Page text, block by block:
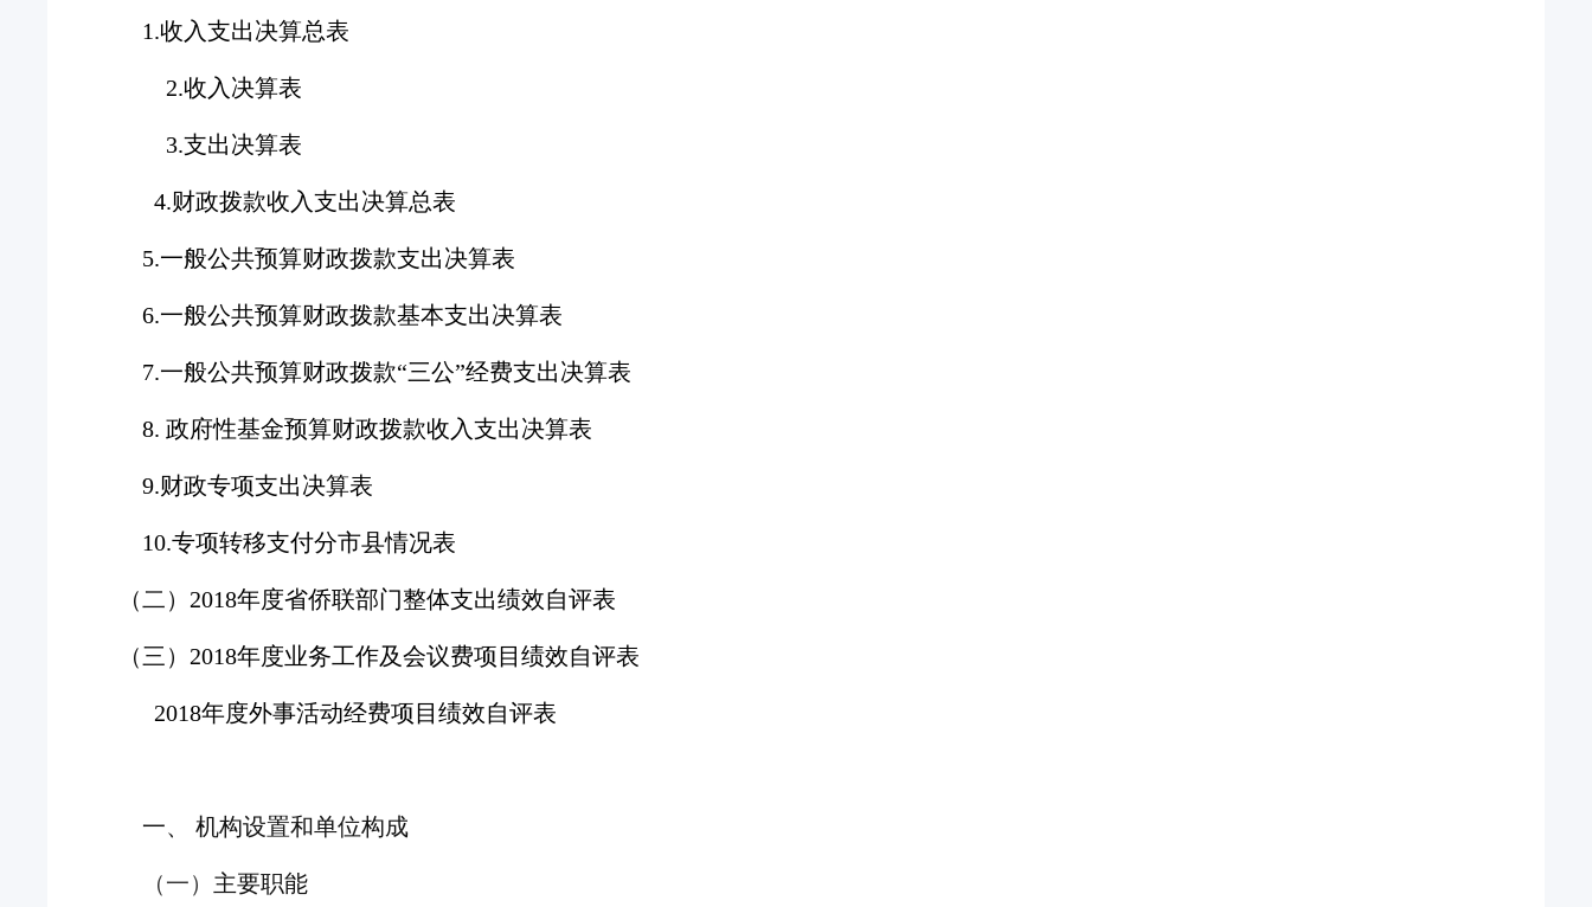
1.收入支出决算总表
2.收入决算表
3.支出决算表
4.财政拨款收入支出决算总表
5.一般公共预算财政拨款支出决算表
6.一般公共预算财政拨款基本支出决算表
7.一般公共预算财政拨款“三公”经费支出决算表
8. 政府性基金预算财政拨款收入支出决算表
9.财政专项支出决算表
10.专项转移支付分市县情况表
（二） 2018年度省侨联部门整体支出绩效自评表
（三 ） 2018年度业务工作及会议费项目绩效自评表
2018年度外事活动经费项目绩效自评表
一、 机构设置和单位构成
（一） 主要职能